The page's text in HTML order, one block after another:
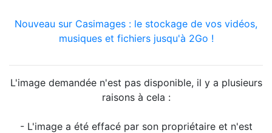
Nouveau sur Casimages : le stockage de vos vidéos,
musiques et fichiers jusqu'à 2Go !
L'image demandée n'est pas disponible, il y a plusieurs
raisons à cela :
- L'image a été effacé par son propriétaire et n'est